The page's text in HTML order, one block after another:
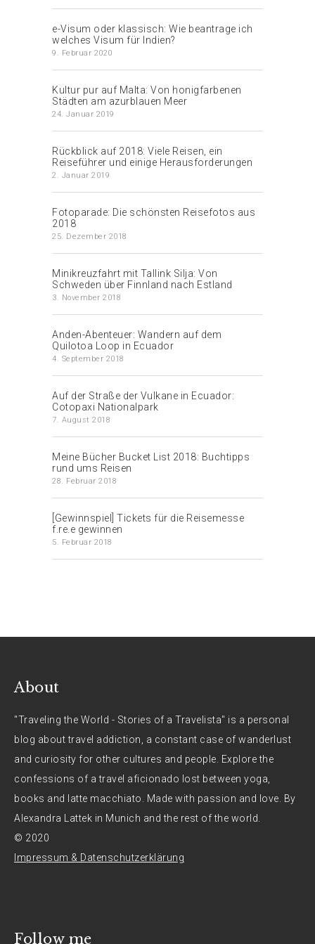
e-Visum oder klassisch: Wie beantrage ich
welches Visum für Indien?
9. Februar 2020
Kultur pur auf Malta: Von honigfarbenen
Städten am azurblauen Meer
24. Januar 2019
Rückblick auf 2018: Viele Reisen, ein
Reiseführer und einige Herausforderungen
2. Januar 2019
Fotoparade: Die schönsten Reisefotos aus
2018
25. Dezember 2018
Minikreuzfahrt mit Tallink Silja: Von
Schweden über Finnland nach Estland
3. November 2018
Anden-Abenteuer: Wandern auf dem
Quilotoa Loop in Ecuador
4. September 2018
Auf der Straße der Vulkane in Ecuador:
Cotopaxi Nationalpark
7. August 2018
Meine Bücher Bucket List 2018: Buchtipps
rund ums Reisen
28. Februar 2018
[Gewinnspiel] Tickets für die Reisemesse
f.re.e gewinnen
5. Februar 2018
About
"Traveling the World - Stories of a Travelista" is a personal
blog about travel addiction, a constant case of wanderlust
and curiosity for other cultures and people. Explore the
confessions of a travel aficionado lost between yoga,
books and latte macchiato. Made with passion and love. By
Alexandra Lattek in Munich and the rest of the world.
© 2020
Impressum & Datenschutzerklärung
Follow me